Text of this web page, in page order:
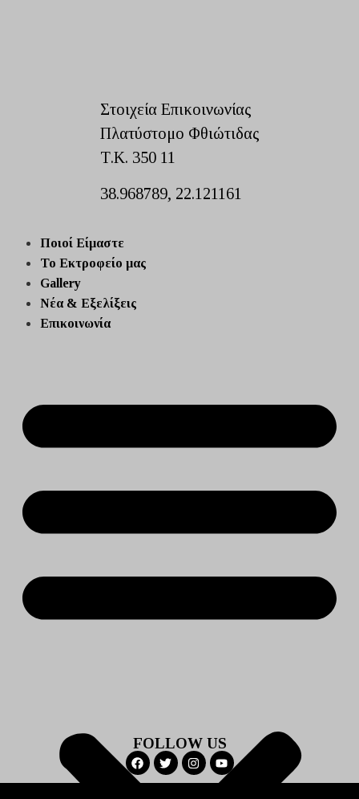
Στοιχεία Επικοινωνίας
Πλατύστομο Φθιώτιδας
Τ.Κ. 350 11
38.968789, 22.121161
Ποιοί Είμαστε
Το Εκτροφείο μας
Gallery
Νέα & Εξελίξεις
Επικοινωνία
FOLLOW US